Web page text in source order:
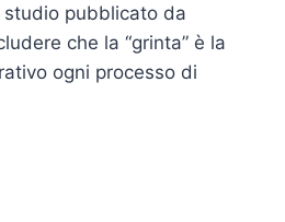
pubblicato da
che la “grinta” è la
ogni processo di